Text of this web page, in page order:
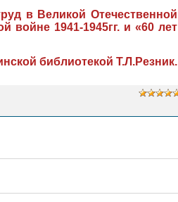
в Великой Отечественной
войне 1941-1945гг. и «60 лет
библиотекой Т.Л.Резник.